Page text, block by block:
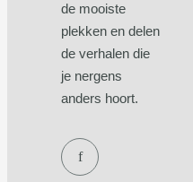
de mooiste
plekken en delen
de verhalen die
je nergens
anders hoort.
f